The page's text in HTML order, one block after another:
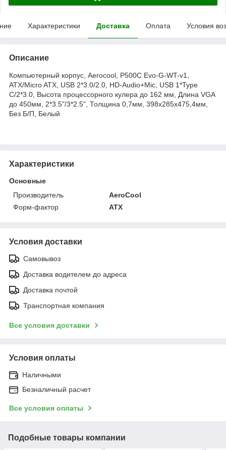
Характеристики Доставка Оплата Условия
Описание
Компьютерный корпус, Aerocool, P500C Evo-G-WT-v1,
ATX/Micro ATX, USB 2*3.0/2.0, HD-Audio+Mic, USB 1*Type
C/2*3.0, Высота процессорного кулера до 162 мм, Длина VGA
до 450мм, 2*3.5"/3*2.5", Толщина 0,7мм, 398х285x475,4мм,
Без Б/П, Белый
Характеристики
Основные
Производитель
AeroCool
Форм-фактор
ATX
Условия доставки
Самовывоз
Доставка водителем до адреса
Доставка почтой
Транспортная компания
Все условия доставки
Условия оплаты
Наличными
Безналичный расчет
Все условия оплаты
Подобные товары компании